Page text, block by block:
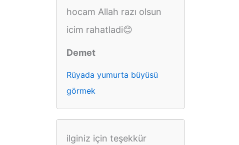
hocam Allah razı olsun
icim rahatladi😊
Demet
Rüyada yumurta büyüsü
görmek
ilginiz için teşekkür